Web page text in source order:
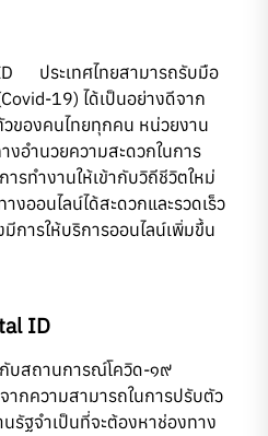
ประเทศไทยสามารถรับมือ
19) ได้เป็นอย่างดีจาก
ของคนไทยทุกคน หน่วยงาน
งอำนวยความสะดวกในการ
ารทำงานให้เข้ากับวิถีชีวิตใหม่
ออนไลน์ได้สะดวกและรวดเร็ว
การให้บริการออนไลน์เพิ่มขึ้น
ID
กับสถานการณ์โควิด-๑๙
ากความสามารถในการปรับตัว
รัฐจำเป็นที่จะต้องหาช่องทาง